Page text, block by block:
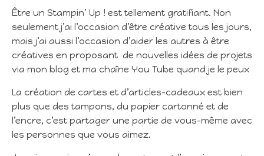
Être un Stampin’ Up ! est tellement gratifiant. Non
seulement j’ai l’occasion d’être créative tous les jours,
mais j’ai aussi l’occasion d’aider les autres à être
créatives en proposant de nouvelles idées de projets
via mon blog et ma chaîne You Tube quand je le peux
La création de cartes et d’articles-cadeaux est bien
plus que des tampons, du papier cartonné et de
l’encre, c’est partager une partie de vous-même avec
les personnes que vous aimez.